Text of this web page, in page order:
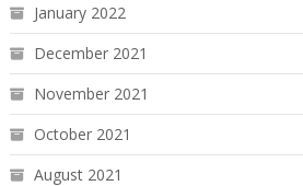
January 2022
December 2021
November 2021
October 2021
August 2021